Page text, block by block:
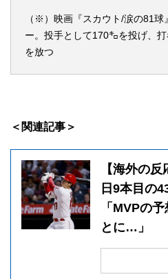
（※）映画『スカウト/涙の81球
ー。投手として170㌔を投げ、
を放つ
＜関連記事＞
【海外の
日9本目の
「MVPの
とに…」